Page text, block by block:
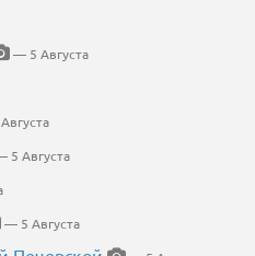
— 5 Августа
5 Августа
— 5 Августа